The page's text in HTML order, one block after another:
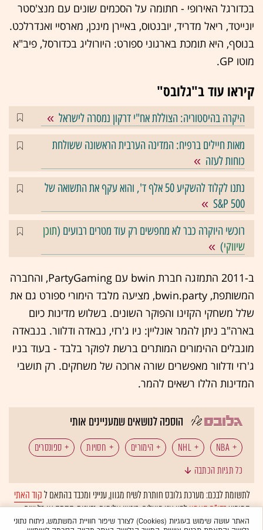
בכדורגל האירופי - חתומה על הסכמים שונים עם מנצ'סטר
יונייטד, ריאל מדריד, יובנטוס, באיירן מינכן, מארסיי ואנדרלכט.
בנוסף, היא תומכת בארגוני ספורט: היורוליג בכדורסל, פיב"א
מוטו GP.
קיראו עוד ב"גלובס"
היקרה בהיסטוריה: הצוללת אח"י דרקון נמסרה לישראל
מאות חיילים ברפיח: המדינה הערבית הראשונה ששולחת
כוחות לעזה
נתנו לקלוד להשקיע 50 אלף ד', והוא עקף את התשואה של
S&P 500
רוכשי היוקרה כבר לא מחפשים רק עוד מטרים רבועים (תוכן
שיווקי)
ב-2011 התמזגה חברת bwin עם PartyGaming, והחברה
המשותפת, bwin.party, מציעה מלבד הימורי ספורט גם את
שלל משחקי הקזינו והפוקר השונים. בשלוש מדינות כיום
בארה"ב ניתן להמר אונליין: ניו ג'רזי, נבאדה ודלוור. בנבאדה
מוגבלים ההימורים המותרים ברשת לפוקר בלבד - בעוד בניו
ג'רזי ודלוור מאפשרים שורה ארוכה של משחקים. רק תושבי
המדינות הללו רשאים להמר.
הוספה לנושאים שמעניינים אותי
NBA
NHL הימורים חסויות ספונסרים
BWIN
כל תגיות הכתבה
לתשומת לבכם: מערכת גלובס חותרת לשיח מגוון, ענייני ומכבד בהתאם לקוד האתי
המופיעבדו"ח האמוןלפיו אנו פועלים. ביטויי אלימות, גזענות, הסתה או כל שיח
בלתי הולם אחר מסוננים בצורהאוטומטיתולא יפורסמו באתר.
האתר עושה שימוש בעוגיות (Cookies) לצורך שיפור חוויית המשתמש, ניתוח נתוני